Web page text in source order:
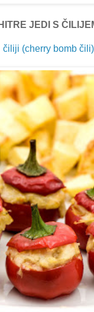
JEDI S
čiliji (cherry bomb čili)